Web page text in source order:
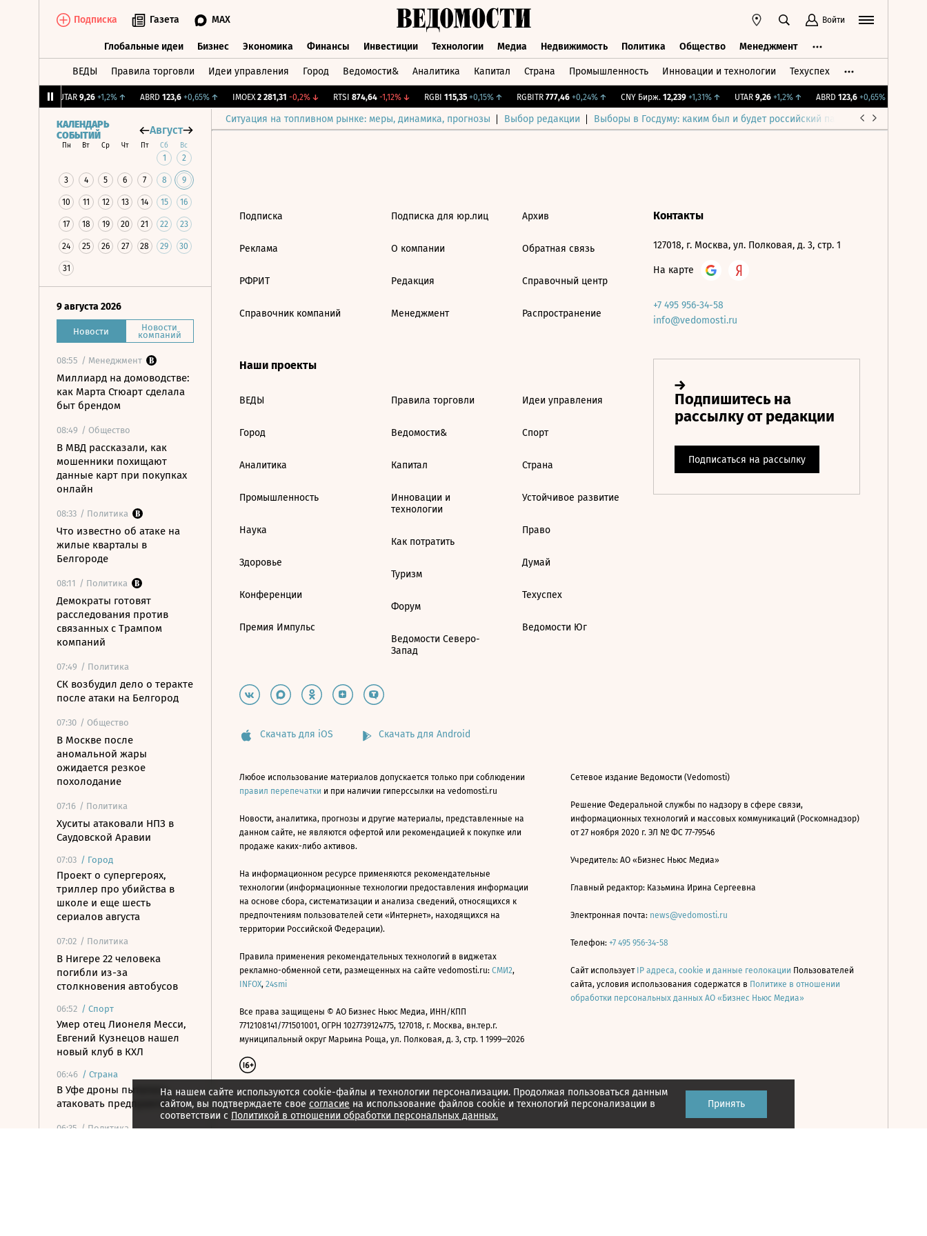
Подписка Газета MAX Войти
Глобальные идеи Бизнес Экономика Финансы Инвестиции Технологии Медиа Недвижимость Политика Общество Менеджмент
ВЕДЫ Правила торговли Идеи управления Город Ведомости& Аналитика Капитал Страна Промышленность Инновации и технологии Техуспех
UTAR 9,26 +1,2%↑ ABRD 123,6 +0,65%↑ IMOEX 2 281,31 -0,2%↓ RTSI 874,64 -1,12%↓ RGBI 115,35 +0,15%↑ RGBITR 777,46 +0,24%↑ CNY Бирж. 12,239 +1,31%↑ UTAR 9,26 +1,2%↑ ABRD 123,6 +0,65%↑
Ситуация на топливном рынке: меры, динамика, прогнозы Выбор редакции Выборы в Госдуму: каким был и будет российский парламент
КАЛЕНДАРЬ
СОБЫТИЙ
Август
Пн Вт Ср Чт Пт Сб Вс
1 2
3 4 5 6 7 8 9
10 11 12 13 14 15 16
17 18 19 20 21 22 23
24 25 26 27 28 29 30
31
9 августа 2026
Новости Новости
компаний
08:55 / Менеджмент
Миллиард на домоводстве:
как Марта Стюарт сделала
быт брендом
08:49 / Общество
В МВД рассказали, как
мошенники похищают
данные карт при покупках
онлайн
08:33 / Политика
Что известно об атаке на
жилые кварталы в
Белгороде
08:11 / Политика
Демократы готовят
расследования против
связанных с Трампом
компаний
07:49 / Политика
СК возбудил дело о теракте
после атаки на Белгород
07:30 / Общество
В Москве после
аномальной жары
ожидается резкое
похолодание
07:16 / Политика
Хуситы атаковали НПЗ в
Саудовской Аравии
07:03 / Город
Проект о супергероях,
триллер про убийства в
школе и еще шесть
сериалов августа
07:02 / Политика
В Нигере 22 человека
погибли из-за
столкновения автобусов
06:52 / Спорт
Умер отец Лионеля Месси,
Евгений Кузнецов нашел
новый клуб в КХЛ
06:46 / Страна
В Уфе дроны пытались
атаковать предприятия
06:35 / Политика
На нашем сайте используются cookie-файлы и технологии персонализации. Продолжая пользоваться данным
сайтом, вы подтверждаете свое согласие на использование файлов cookie и технологий персонализации в
соответствии с Политикой в отношении обработки персональных данных.
Принять
Подписка
Реклама
РФРИТ
Справочник компаний
Подписка для юр.лиц
О компании
Редакция
Менеджмент
Архив
Обратная связь
Справочный центр
Распространение
Наши проекты
ВЕДЫ
Город
Аналитика
Промышленность
Наука
Здоровье
Конференции
Премия Импульс
Правила торговли
Ведомости&
Капитал
Инновации и
технологии
Как потратить
Туризм
Форум
Ведомости Северо-
Запад
Идеи управления
Спорт
Страна
Устойчивое развитие
Право
Думай
Техуспех
Ведомости Юг
Контакты
127018, г. Москва, ул. Полковая, д. 3, стр. 1
На карте
+7 495 956-34-58
info@vedomosti.ru
Скачать для iOS Скачать для Android
Любое использование материалов допускается только при соблюдении
правил перепечатки и при наличии гиперссылки на vedomosti.ru
Новости, аналитика, прогнозы и другие материалы, представленные на
данном сайте, не являются офертой или рекомендацией к покупке или
продаже каких-либо активов.
На информационном ресурсе применяются рекомендательные
технологии (информационные технологии предоставления информации
на основе сбора, систематизации и анализа сведений, относящихся к
предпочтениям пользователей сети «Интернет», находящихся на
территории Российской Федерации).
Правила применения рекомендательных технологий в виджетах
рекламно-обменной сети, размещенных на сайте vedomosti.ru: СМИ2,
INFOX, 24smi
Все права защищены © АО Бизнес Ньюс Медиа, ИНН/КПП
7712108141/771501001, ОГРН 1027739124775, 127018, г. Москва, вн.тер.г.
муниципальный округ Марьина Роща, ул. Полковая, д. 3, стр. 1 1999—2026
Сетевое издание Ведомости (Vedomosti)
Решение Федеральной службы по надзору в сфере связи,
информационных технологий и массовых коммуникаций (Роскомнадзор)
от 27 ноября 2020 г. ЭЛ № ФС 77-79546
Учредитель: АО «Бизнес Ньюс Медиа»
Главный редактор: Казьмина Ирина Сергеевна
Электронная почта: news@vedomosti.ru
Телефон: +7 495 956-34-58
Сайт использует IP адреса, cookie и данные геолокации Пользователей
сайта, условия использования содержатся в Политике в отношении
обработки персональных данных АО «Бизнес Ньюс Медиа»